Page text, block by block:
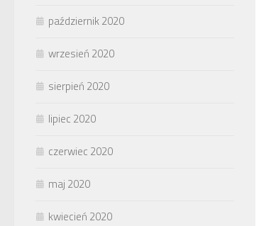
październik 2020
wrzesień 2020
sierpień 2020
lipiec 2020
czerwiec 2020
maj 2020
kwiecień 2020